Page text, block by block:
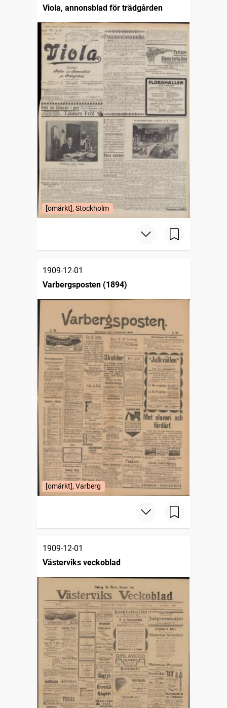
Viola, annonsblad för trädgården
[omärkt], Stockholm
1909-12-01
Varbergsposten (1894)
[omärkt], Varberg
1909-12-01
Västerviks veckoblad